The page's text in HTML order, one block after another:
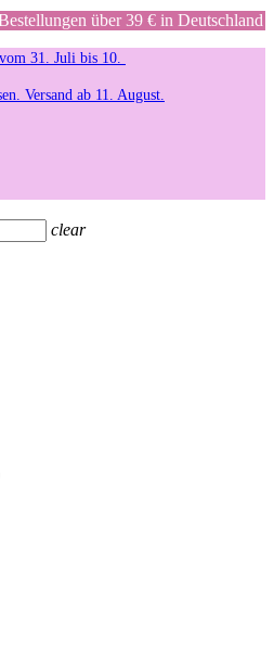
über 39 € in Deutschland
31. Juli bis 10.
Versand ab 11. August.
clear